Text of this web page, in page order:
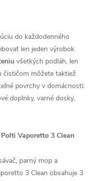
do každodenného
len jeden výrobok
všetkých podláh, len
čističom môžete taktiež
povrchy v domácnosti:
doplnky, varné dosky,
Vaporetto 3 Clean
parný mop a
3 Clean obsahuje 3